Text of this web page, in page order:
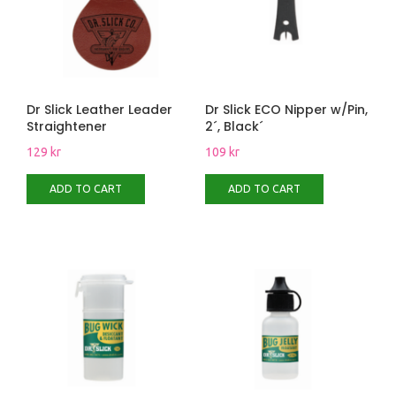
Dr Slick Leather Leader
Straightener
129 kr
ADD TO CART
Dr Slick ECO Nipper w/Pin,
2´, Black´
109 kr
ADD TO CART